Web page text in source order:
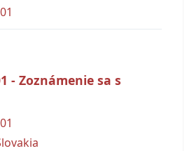
- Zoznámenie sa s